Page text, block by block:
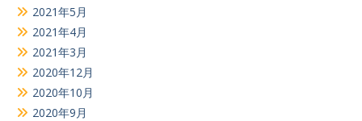
2021年5月
2021年4月
2021年3月
2020年12月
2020年10月
2020年9月